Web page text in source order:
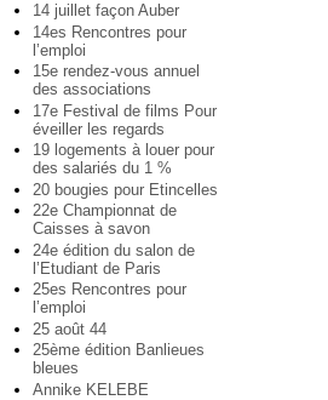
14 juillet façon Auber
14es Rencontres pour
l’emploi
15e rendez-vous annuel
des associations
17e Festival de films Pour
éveiller les regards
19 logements à louer pour
des salariés du 1 %
20 bougies pour Etincelles
22e Championnat de
Caisses à savon
24e édition du salon de
l’Etudiant de Paris
25es Rencontres pour
l’emploi
25 août 44
25ème édition Banlieues
bleues
Annike KELEBE